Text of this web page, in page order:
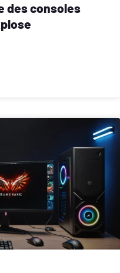
des consoles